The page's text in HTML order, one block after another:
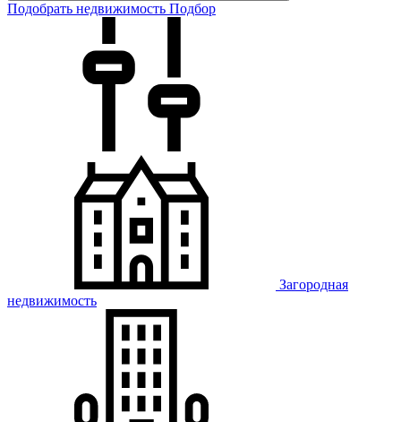
Подобрать недвижимость Подбор
Загородная
недвижимость